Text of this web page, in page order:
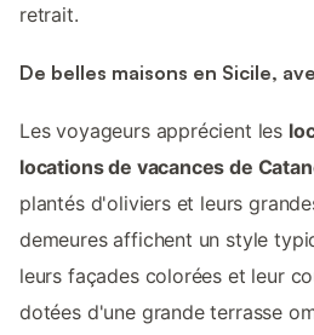
retrait.
De belles maisons en Sicile,
Les voyageurs apprécient les
locations de vacances de
plantés d'oliviers et leurs
demeures affichent un style
leurs façades colorées et leur
dotées d'une grande terrasse